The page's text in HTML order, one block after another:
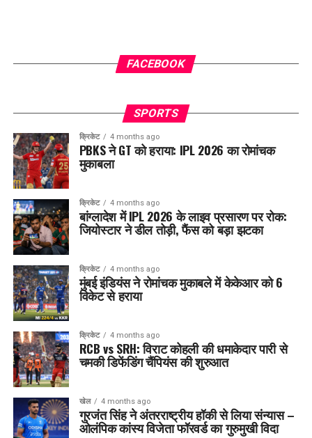
FACEBOOK
SPORTS
क्रिकेट 4 months ago
PBKS ने GT को हराया: IPL 2026 का रोमांचक
मुकाबला
क्रिकेट 4 months ago
बांग्लादेश में IPL 2026 के लाइव प्रसारण पर रोक:
जियोस्टार ने डील तोड़ी, फैंस को बड़ा झटका
क्रिकेट 4 months ago
मुंबई इंडियंस ने रोमांचक मुकाबले में केकेआर को 6
विकेट से हराया
क्रिकेट 4 months ago
RCB vs SRH: विराट कोहली की धमाकेदार पारी से
चमकी डिफेंडिंग चैंपियंस की शुरुआत
खेल 4 months ago
गुरजंत सिंह ने अंतरराष्ट्रीय हॉकी से लिया संन्यास –
ओलंपिक कांस्य विजेता फॉरवर्ड का गुरुमुखी विदा